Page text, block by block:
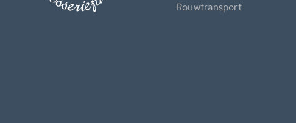
Rouwtransport